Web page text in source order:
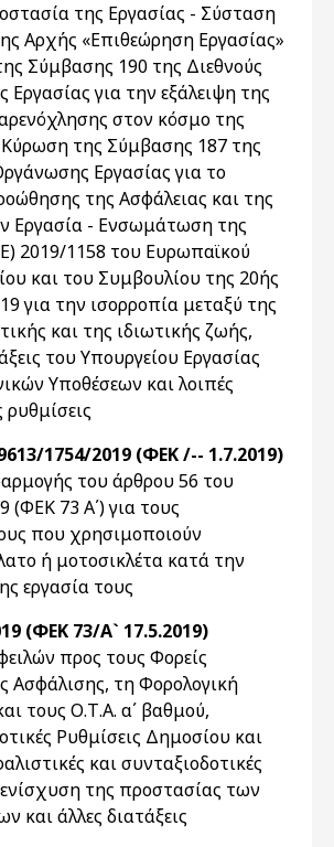
της Εργασίας - Σύσταση
Αρχής «Επιθεώρηση Εργασίας»
Σύμβασης 190 της Διεθνούς
για την εξάλειψη της
στον κόσμο της
Κύρωση της Σύμβασης 187 της
Εργασίας για τo
της Ασφάλειας και της
Εργασία - Ενσωμάτωση της
2019/1158 του Ευρωπαϊκού
και του Συμβουλίου της 20ής
για την ισορροπία μεταξύ της
και της ιδιωτικής ζωής,
του Υπουργείου Εργασίας
Υποθέσεων και λοιπές
ρυθμίσεις
1754/2019 (ΦΕΚ /-- 1.7.2019)
του άρθρου 56 του
(ΦΕΚ 73 Α΄) για τους
που χρησιμοποιούν
ή μοτοσικλέτα κατά την
εργασία τους
(ΦΕΚ 73/Α` 17.5.2019)
προς τους Φορείς
Ασφάλισης, τη Φορολογική
τους Ο.Τ.Α. α΄ βαθμού,
Ρυθμίσεις Δημοσίου και
και συνταξιοδοτικές
ενίσχυση της προστασίας των
και άλλες διατάξεις